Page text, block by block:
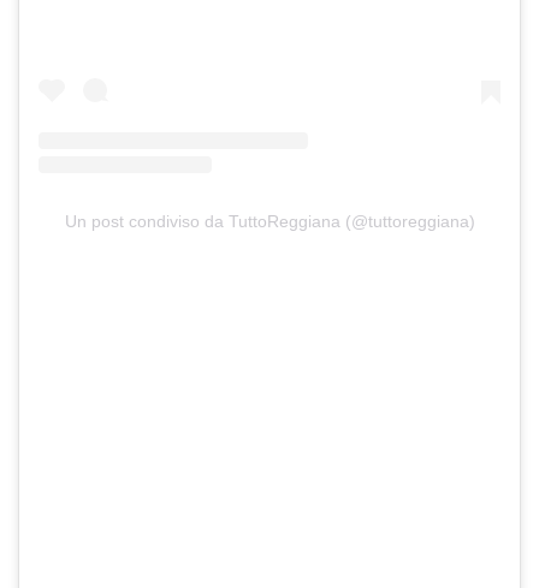
Un post condiviso da TuttoReggiana (@tuttoreggiana)